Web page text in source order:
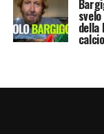
della